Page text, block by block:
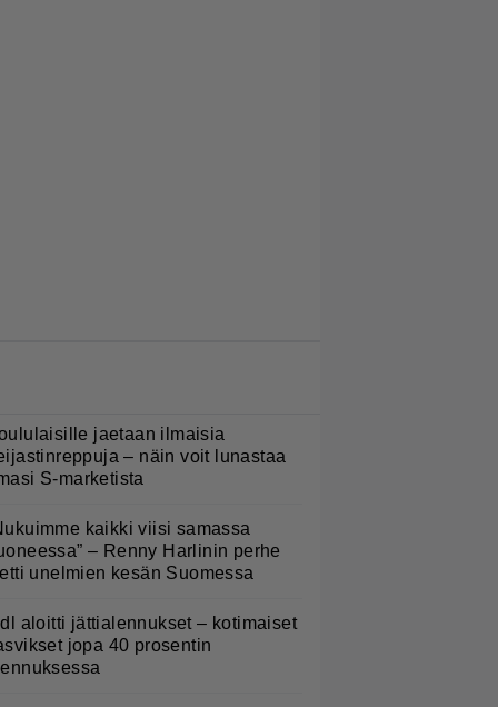
jaetaan ilmaisia
– näin voit lunastaa
S-marketista
kaikki viisi samassa
– Renny Harlinin perhe
unelmien kesän Suomessa
aloitti jättialennukset – kotimaiset
jopa 40 prosentin